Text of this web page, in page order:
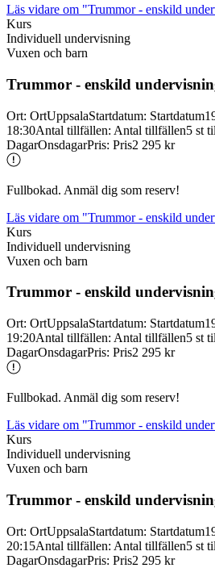
Läs vidare om "Trummor - enskild
Kurs
Individuell undervisning
Vuxen och barn
Trummor - enskild
Ort: OrtUppsalaStartdatum: Startdatum
18:30Antal tillfällen: Antal tillfällen5 st
DagarOnsdagarPris: Pris2 295 kr
Fullbokad. Anmäl dig som reserv!
Läs vidare om "Trummor - enskild
Kurs
Individuell undervisning
Vuxen och barn
Trummor - enskild
Ort: OrtUppsalaStartdatum: Startdatum
19:20Antal tillfällen: Antal tillfällen5 st
DagarOnsdagarPris: Pris2 295 kr
Fullbokad. Anmäl dig som reserv!
Läs vidare om "Trummor - enskild
Kurs
Individuell undervisning
Vuxen och barn
Trummor - enskild
Ort: OrtUppsalaStartdatum: Startdatum
20:15Antal tillfällen: Antal tillfällen5 st
DagarOnsdagarPris: Pris2 295 kr